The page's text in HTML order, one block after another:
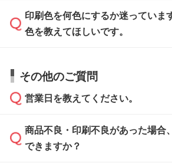
方」をご確認ください。
ムへ添付いただくか、担当スタ
でお送りください。
い合わせください。
なお、印刷用データの作り方に関
データ作成でお困りの際には、
サポートいたしますのでお気軽に
から添付してお送りください。
・解像度の低いデータをトレース
しい
解像度の低い画像や、手書きの
などを、印刷に適したベクターデ
印刷色を何色にするか迷っていま
色を教えてほしいです。
お見積・ご注文・
相談いただきますと、担当スタッ
ご希望や商品の本体色を確認し、
本体色がブラック、ネイビーな
白色か淡い色の印刷色をおすすめ
す。
その他のご質問
営業日を教えてください。
営業日は平日の10:00～18:00で
休みとなります。注文・見積・お
商品不良・印刷不良があった場合
できますか？